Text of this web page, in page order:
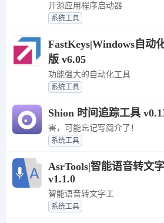
开源应用程序启动器
系统工具
FastKeys|Windows自动
版 v6.05
功能强大的自动化工具
系统工具
Shion 时间追踪工具
害，可能忘记写简介了！
系统工具
AsrTools|智能语音转文
v1.1.0
智能语音转文字工
系统工具